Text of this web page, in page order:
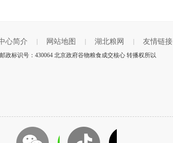
心简介 网站地图 湖北粮网 友情链接
政标识号：430064 北京政府谷物粮食成交核心 转播权所以